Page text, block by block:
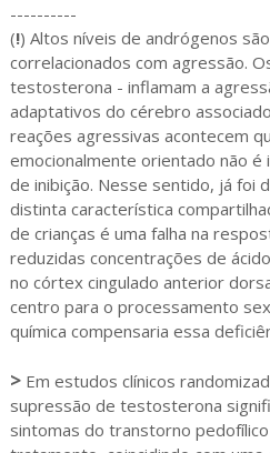
----------
(!) Altos níveis de andrógenos
correlacionados com agressão.
testosterona - inflamam a
adaptativos do cérebro
reações agressivas acontecem
emocionalmente orientado não
de inibição. Nesse sentido, já foi
distinta característica
de crianças é uma falha na
reduzidas concentrações de
no córtex cingulado anterior
centro para o processamento
química compensaria essa
>Em estudos clínicos
supressão de testosterona
sintomas do transtorno